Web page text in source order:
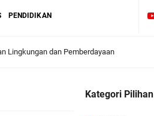
PENDIDIKAN
Lingkungan dan Pemberdayaan
Kategori Pilihan